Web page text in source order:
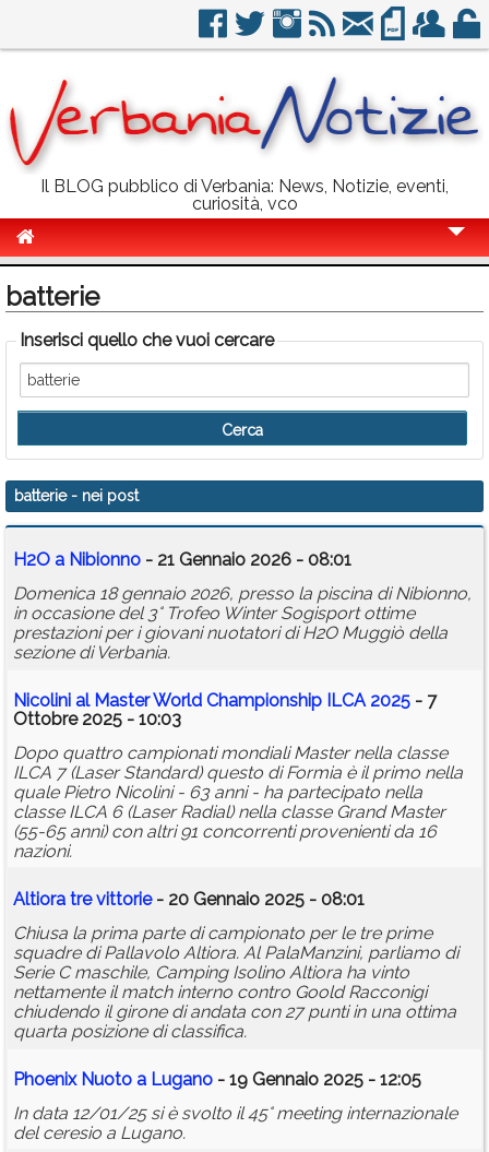
Il BLOG pubblico di Verbania: News, Notizie, eventi,
curiosità, vco
Politica
Sport
Eventi
Info Utili
Rubriche
Calendario
Annunci
batterie
Inserisci quello che vuoi cercare
batterie- nei post
H2O a Nibionno - 21 Gennaio 2026 - 08:01
Domenica 18 gennaio 2026, presso la piscina di Nibionno,
in occasione del 3° Trofeo Winter Sogisport ottime
prestazioni per i giovani nuotatori di H2O Muggiò della
sezione di Verbania.
Nicolini al Master World Championship ILCA 2025 - 7
Ottobre 2025 - 10:03
Dopo quattro campionati mondiali Master nella classe
ILCA 7 (Laser Standard) questo di Formia è il primo nella
quale Pietro Nicolini - 63 anni - ha partecipato nella
classe ILCA 6 (Laser Radial) nella classe Grand Master
(55-65 anni) con altri 91 concorrenti provenienti da 16
nazioni.
Altiora tre vittorie- 20 Gennaio 2025 - 08:01
Chiusa la prima parte di campionato per le tre prime
squadre di Pallavolo Altiora. Al PalaManzini, parliamo di
Serie C maschile, Camping Isolino Altiora ha vinto
nettamente il match interno contro Goold Racconigi
chiudendo il girone di andata con 27 punti in una ottima
quarta posizione di classifica.
Phoenix Nuoto a Lugano - 19 Gennaio 2025 - 12:05
In data 12/01/25 si è svolto il 45° meeting internazionale
del ceresio a Lugano.